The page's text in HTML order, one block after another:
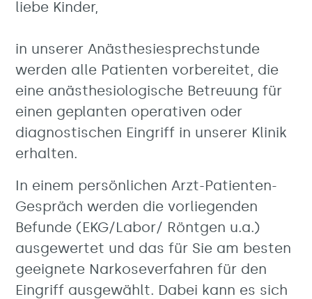
liebe Kinder,
in unserer Anästhesiesprechstunde
werden alle Patienten vorbereitet, die
eine anästhesiologische Betreuung für
einen geplanten operativen oder
diagnostischen Eingriff in unserer Klinik
erhalten.
In einem persönlichen Arzt-Patienten-
Gespräch werden die vorliegenden
Befunde (EKG/Labor/ Röntgen u.a.)
ausgewertet und das für Sie am besten
geeignete Narkoseverfahren für den
Eingriff ausgewählt. Dabei kann es sich